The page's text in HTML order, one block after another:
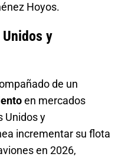
Hoyos.
y
de un
en mercados
Unidos y
incrementar su flota
en 2026,